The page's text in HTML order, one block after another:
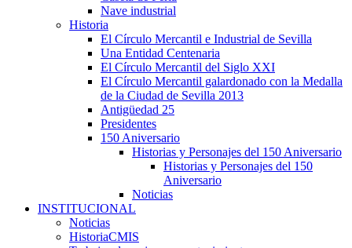
Nave industrial
Historia
El Círculo Mercantil e Industrial de Sevilla
Una Entidad Centenaria
El Círculo Mercantil del Siglo XXI
El Círculo Mercantil galardonado con la Medalla
de la Ciudad de Sevilla 2013
Antigüedad 25
Presidentes
150 Aniversario
Historias y Personajes del 150 Aniversario
Historias y Personajes del 150
Aniversario
Noticias
INSTITUCIONAL
Noticias
HistoriaCMIS